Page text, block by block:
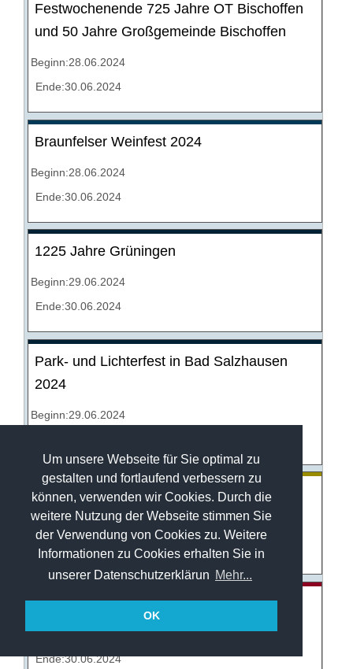
Um unsere Webseite für Sie optimal zu
gestalten und fortlaufend verbessern zu
können, verwenden wir Cookies. Durch die
weitere Nutzung der Webseite stimmen Sie
der Verwendung von Cookies zu. Weitere
Informationen zu Cookies erhalten Sie in
unserer Datenschutzerklärun Mehr...
OK
Festwochenende 725 Jahre OT Bischoffen
und 50 Jahre Großgemeinde Bischoffen
Beginn:28.06.2024
Ende:30.06.2024
Braunfelser Weinfest 2024
Beginn:28.06.2024
Ende:30.06.2024
1225 Jahre Grüningen
Beginn:29.06.2024
Ende:30.06.2024
Park- und Lichterfest in Bad Salzhausen
2024
Beginn:29.06.2024
Backhausfest Rimlos 2024
Beginn:29.06.2024
Ende:30.06.2024
Kirmes Faulbach 2024
Beginn:29.06.2024
Ende:30.06.2024